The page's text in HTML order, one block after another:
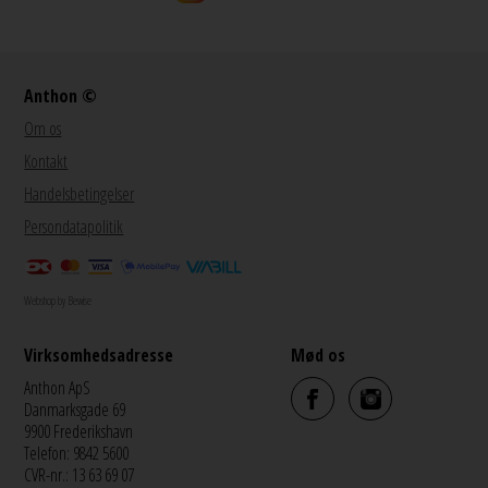
Anthon ©
Om os
Kontakt
Handelsbetingelser
Persondatapolitik
Webshop by Bewise
Virksomhedsadresse
Anthon ApS
Danmarksgade 69
9900 Frederikshavn
Telefon: 9842 5600
CVR-nr.: 13 63 69 07
Mød os